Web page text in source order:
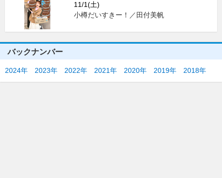
11/1(土)
小樽だいすきー！／田付美帆
バックナンバー
2024年 2023年 2022年 2021年 2020年 2019年 2018年